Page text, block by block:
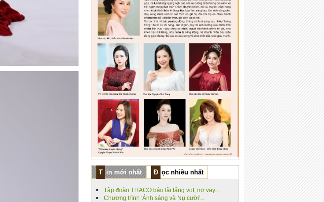
Tin mới nhất Đọc nhiều nhất
Tập đoàn THACO báo lãi tăng vọt, nợ vay...
Chương trình 'Ánh sáng và Nụ cười'...